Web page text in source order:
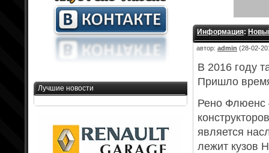
Информация:
автор: admin (28-02-
В 2016 году
Пришло
Рено Флюенс
является
лежит кузов
Лучшие новости